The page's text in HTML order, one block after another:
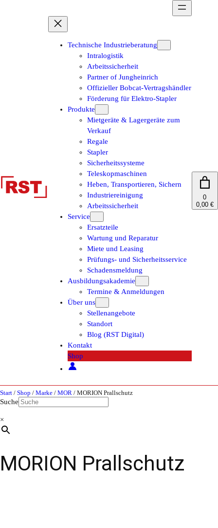
Technische Industrieberatung
Intralogistik
Arbeitssicherheit
Partner of Jungheinrich
Offizieller Bobcat-Vertragshändler
Förderung für Elektro-Stapler
Produkte
Mietgeräte & Lagergeräte zum
Verkauf
Regale
Stapler
Sicherheitssysteme
Teleskopmaschinen
Heben, Transportieren, Sichern
Industriereinigung
Arbeitssicherheit
Service
Ersatzteile
Wartung und Reparatur
Miete und Leasing
Prüfungs- und Sicherheitsservice
Schadensmeldung
Ausbildungsakademie
Termine & Anmeldungen
Über uns
Stellenangebote
Standort
Blog (RST Digital)
Kontakt
Shop
0
0,00 €
Start / Shop / Marke / MOR / MORION Prallschutz
Suche
×
MORION Prallschutz